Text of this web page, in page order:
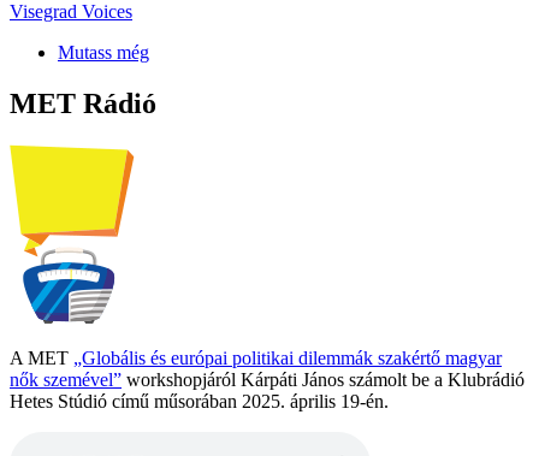
Visegrad Voices
Mutass még
MET Rádió
A MET „Globális és európai politikai dilemmák szakértő magyar
nők szemével” workshopjáról Kárpáti János számolt be a Klubrádió
Hetes Stúdió című műsorában 2025. április 19-én.